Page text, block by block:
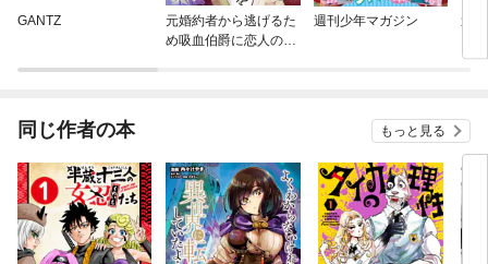
GANTZ
元婚約者から逃げるた
め吸血伯爵に恋人のフ
週刊少年マガジン 週
同じ作者の本 もっと見る